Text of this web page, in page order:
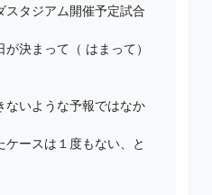
スタジアム開催予定試合
決まって（ はまって）
ないような予報ではなか
ースは１度もない、と